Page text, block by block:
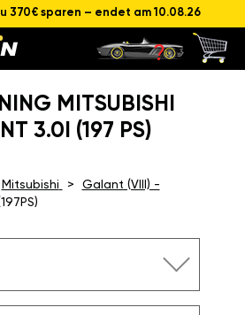
zu 370€ sparen – endet am 10.08.26
MITSUBISHI
3.0I (197 PS)
Mitsubishi
Galant (VIII) -